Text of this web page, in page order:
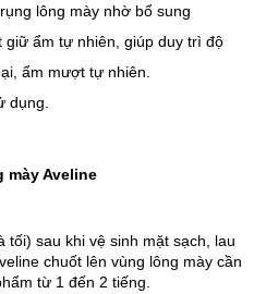
lông mày nhờ bổ sung
giữ ẩm tự nhiên, giúp duy trì độ
ẩm mượt tự nhiên.
dụng.
mày Aveline
tối) sau khi vệ sinh mặt sạch, lau
chuốt lên vùng lông mày cần
từ 1 đến 2 tiếng.